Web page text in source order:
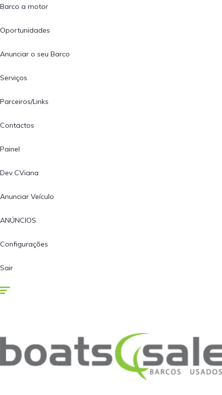
Barco a motor
Oportunidades
Anunciar o seu Barco
Serviços
Parceiros/Links
Contactos
Painel
Dev CViana
Anunciar Veículo
ANÚNCIOS
Configurações
Sair